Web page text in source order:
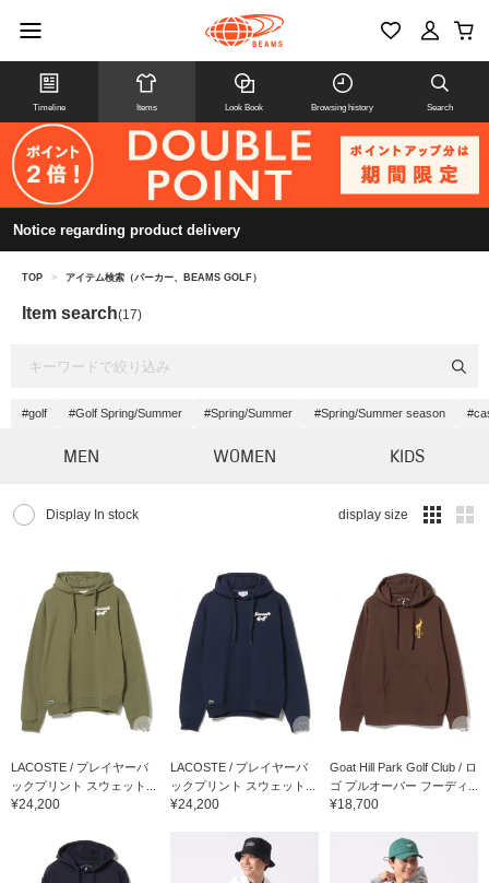
Timeline Items Look Book Browsing history Search
Notice regarding product delivery
TOP > アイテム検索（パーカー、BEAMS GOLF）
Item search(17)
#golf #Golf Spring/Summer #Spring/Summer #Spring/Summer season
MEN WOMEN KIDS
Display In stock display size
LACOSTE / プレイヤーバ
ックプリント スウェット...
¥24,200
LACOSTE / プレイヤーバ
ックプリント スウェット...
¥24,200
Goat Hill Park Golf Club / ロ
ゴ プルオーバー フーディ...
¥18,700